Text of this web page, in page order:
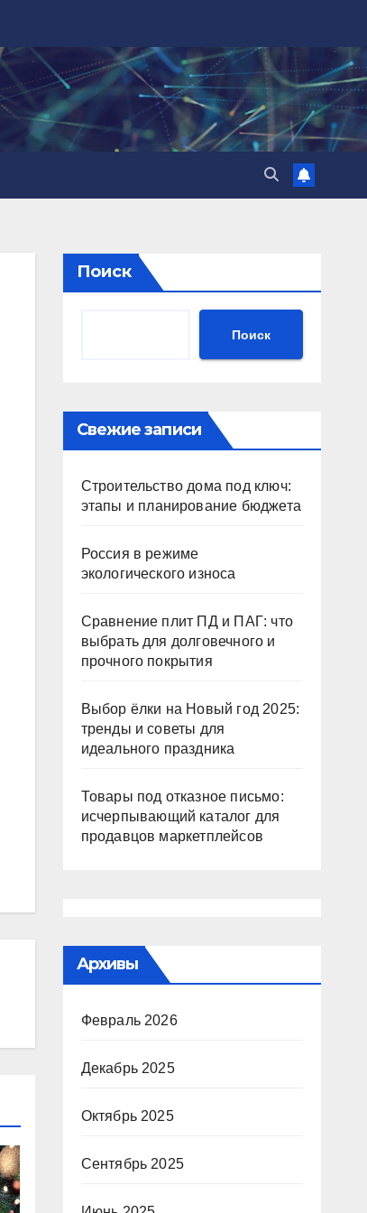
Поиск
Поиск
Свежие записи
Строительство дома под ключ:
этапы и планирование бюджета
Россия в режиме
экологического износа
Сравнение плит ПД и ПАГ: что
выбрать для долговечного и
прочного покрытия
Выбор ёлки на Новый год 2025:
тренды и советы для
идеального праздника
Товары под отказное письмо:
исчерпывающий каталог для
продавцов маркетплейсов
Архивы
Февраль 2026
Декабрь 2025
Октябрь 2025
Сентябрь 2025